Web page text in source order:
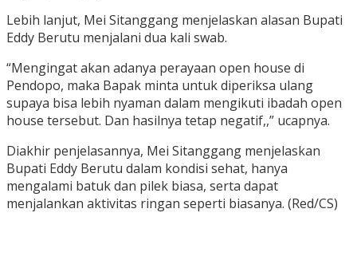
Lebih lanjut, Mei Sitanggang menjelaskan alasan Bupati
Eddy Berutu menjalani dua kali swab.
“Mengingat akan adanya perayaan open house di
Pendopo, maka Bapak minta untuk diperiksa ulang
supaya bisa lebih nyaman dalam mengikuti ibadah open
house tersebut. Dan hasilnya tetap negatif,,” ucapnya.
Diakhir penjelasannya, Mei Sitanggang menjelaskan
Bupati Eddy Berutu dalam kondisi sehat, hanya
mengalami batuk dan pilek biasa, serta dapat
menjalankan aktivitas ringan seperti biasanya. (Red/CS)